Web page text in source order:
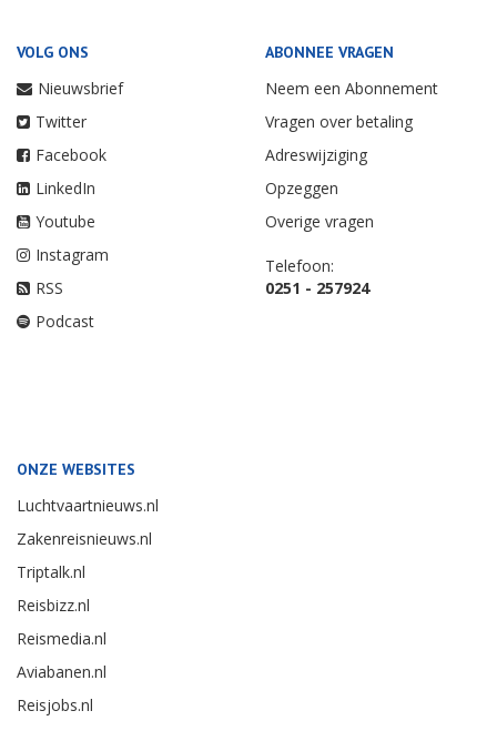
VOLG ONS
Nieuwsbrief
Twitter
Facebook
LinkedIn
Youtube
Instagram
RSS
Podcast
ABONNEE VRAGEN
Neem een Abonnement
Vragen over betaling
Adreswijziging
Opzeggen
Overige vragen
Telefoon:
0251 - 257924
ONZE WEBSITES
Luchtvaartnieuws.nl
Zakenreisnieuws.nl
Triptalk.nl
Reisbizz.nl
Reismedia.nl
Aviabanen.nl
Reisjobs.nl